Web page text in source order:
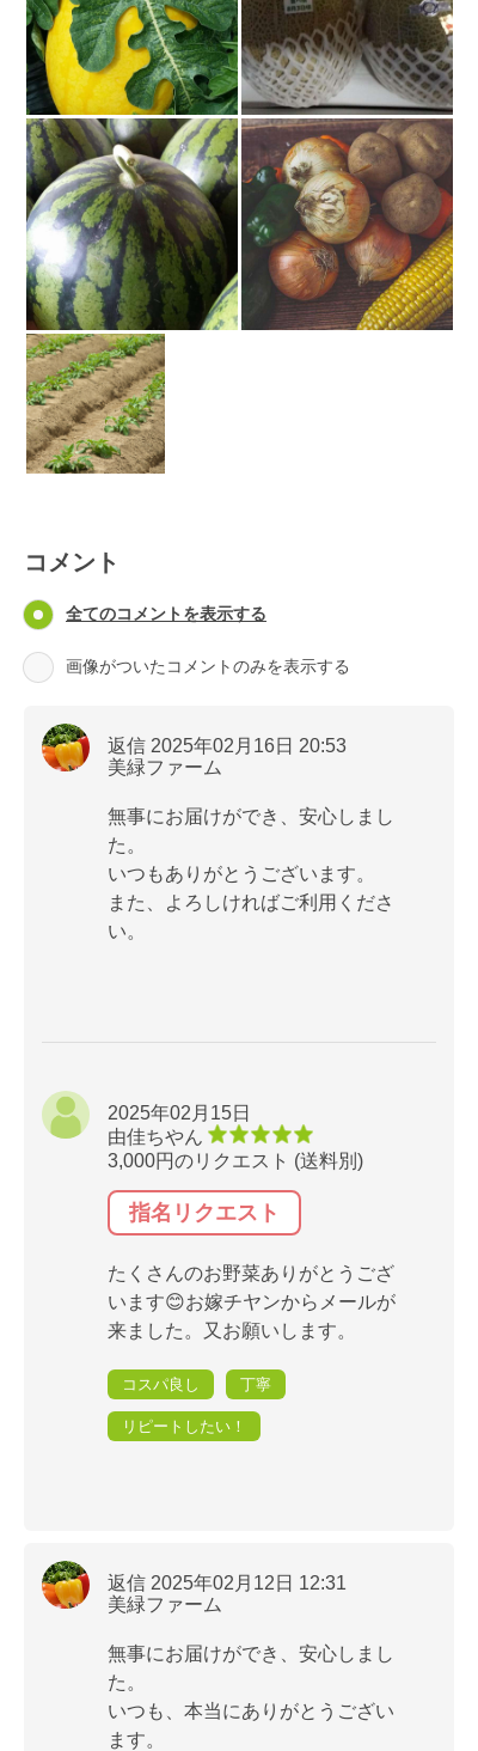
コメント
全てのコメントを表示する
画像がついたコメントのみを表示する
返信 2025年02月16日 20:53
美緑ファーム
無事にお届けができ、安心しまし
た。
いつもありがとうございます。
また、よろしければご利用くださ
い。
2025年02月15日
由佳ちやん
3,000円のリクエスト (送料別)
指名リクエスト
たくさんのお野菜ありがとうござ
います😊お嫁チヤンからメールが
来ました。又お願いします。
コスパ良し 丁寧
リピートしたい！
返信 2025年02月12日 12:31
美緑ファーム
無事にお届けができ、安心しまし
た。
いつも、本当にありがとうござい
ます。